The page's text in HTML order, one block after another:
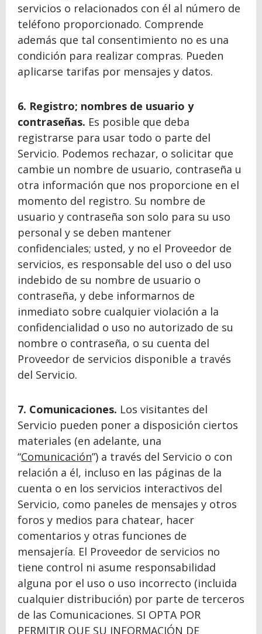
servicios o relacionados con él al número de
teléfono proporcionado. Comprende
además que tal consentimiento no es una
condición para realizar compras. Pueden
aplicarse tarifas por mensajes y datos.
6. Registro; nombres de usuario y
contraseñas. Es posible que deba
registrarse para usar todo o parte del
Servicio. Podemos rechazar, o solicitar que
cambie un nombre de usuario, contraseña u
otra información que nos proporcione en el
momento del registro. Su nombre de
usuario y contraseña son solo para su uso
personal y se deben mantener
confidenciales; usted, y no el Proveedor de
servicios, es responsable del uso o del uso
indebido de su nombre de usuario o
contraseña, y debe informarnos de
inmediato sobre cualquier violación a la
confidencialidad o uso no autorizado de su
nombre o contraseña, o su cuenta del
Proveedor de servicios disponible a través
del Servicio.
7. Comunicaciones. Los visitantes del
Servicio pueden poner a disposición ciertos
materiales (en adelante, una
“Comunicación”) a través del Servicio o con
relación a él, incluso en las páginas de la
cuenta o en los servicios interactivos del
Servicio, como paneles de mensajes y otros
foros y medios para chatear, hacer
comentarios y otras funciones de
mensajería. El Proveedor de servicios no
tiene control ni asume responsabilidad
alguna por el uso o uso incorrecto (incluida
cualquier distribución) por parte de terceros
de las Comunicaciones. SI OPTA POR
PERMITIR QUE SU INFORMACIÓN DE